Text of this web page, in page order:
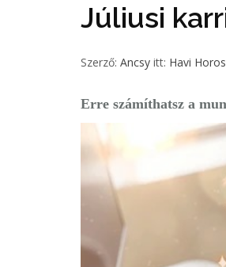
Júliusi
Szerző: Ancsy itt: Havi
Erre számíthatsz a